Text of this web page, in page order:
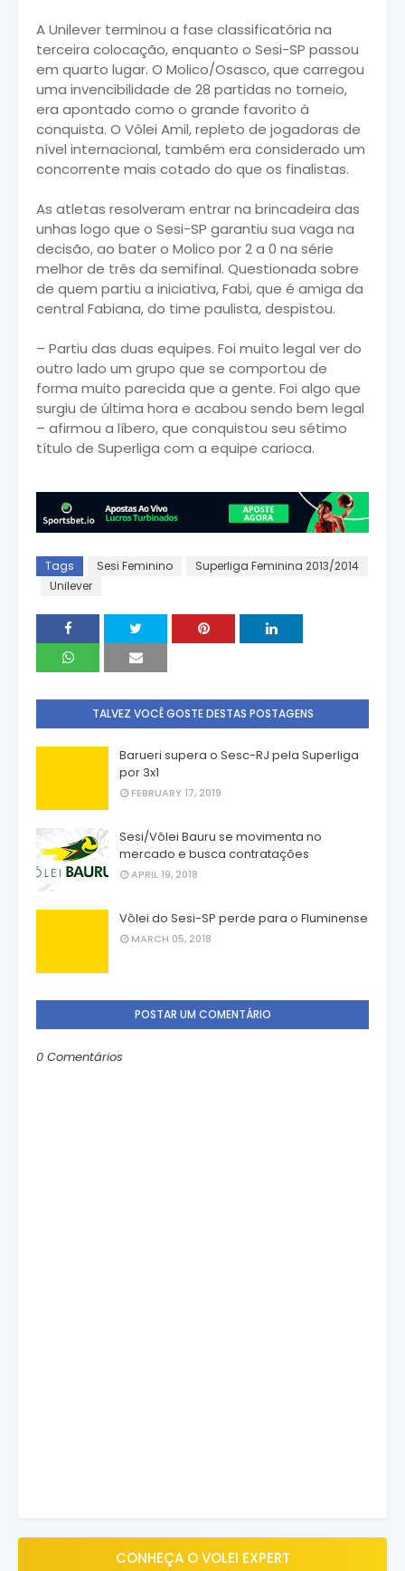
A Unilever terminou a fase classificatória na
terceira colocação, enquanto o Sesi-SP passou
em quarto lugar. O Molico/Osasco, que carregou
uma invencibilidade de 28 partidas no torneio,
era apontado como o grande favorito à
conquista. O Vôlei Amil, repleto de jogadoras de
nível internacional, também era considerado um
concorrente mais cotado do que os finalistas.
As atletas resolveram entrar na brincadeira das
unhas logo que o Sesi-SP garantiu sua vaga na
decisão, ao bater o Molico por 2 a 0 na série
melhor de três da semifinal. Questionada sobre
de quem partiu a iniciativa, Fabi, que é amiga da
central Fabiana, do time paulista, despistou.
– Partiu das duas equipes. Foi muito legal ver do
outro lado um grupo que se comportou de
forma muito parecida que a gente. Foi algo que
surgiu de última hora e acabou sendo bem legal
– afirmou a líbero, que conquistou seu sétimo
título de Superliga com a equipe carioca.
Tags Sesi Feminino
Superliga Feminina 2013/2014
Unilever
TALVEZ VOCÊ GOSTE DESTAS POSTAGENS
Barueri supera o Sesc-RJ pela Superliga
por 3x1
FEBRUARY 17, 2019
Sesi/Vôlei Bauru se movimenta no
mercado e busca contratações
APRIL 19, 2018
Vôlei do Sesi-SP perde para o Fluminense
MARCH 05, 2018
POSTAR UM COMENTÁRIO
0 Comentários
CONHEÇA O VOLEI EXPERT